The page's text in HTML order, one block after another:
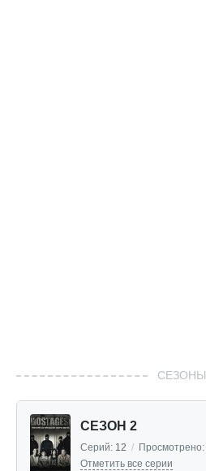
СЕЗОНЫ
СЕЗОН 2
Серий: 12 / Просмотрено:
Отметить все серии